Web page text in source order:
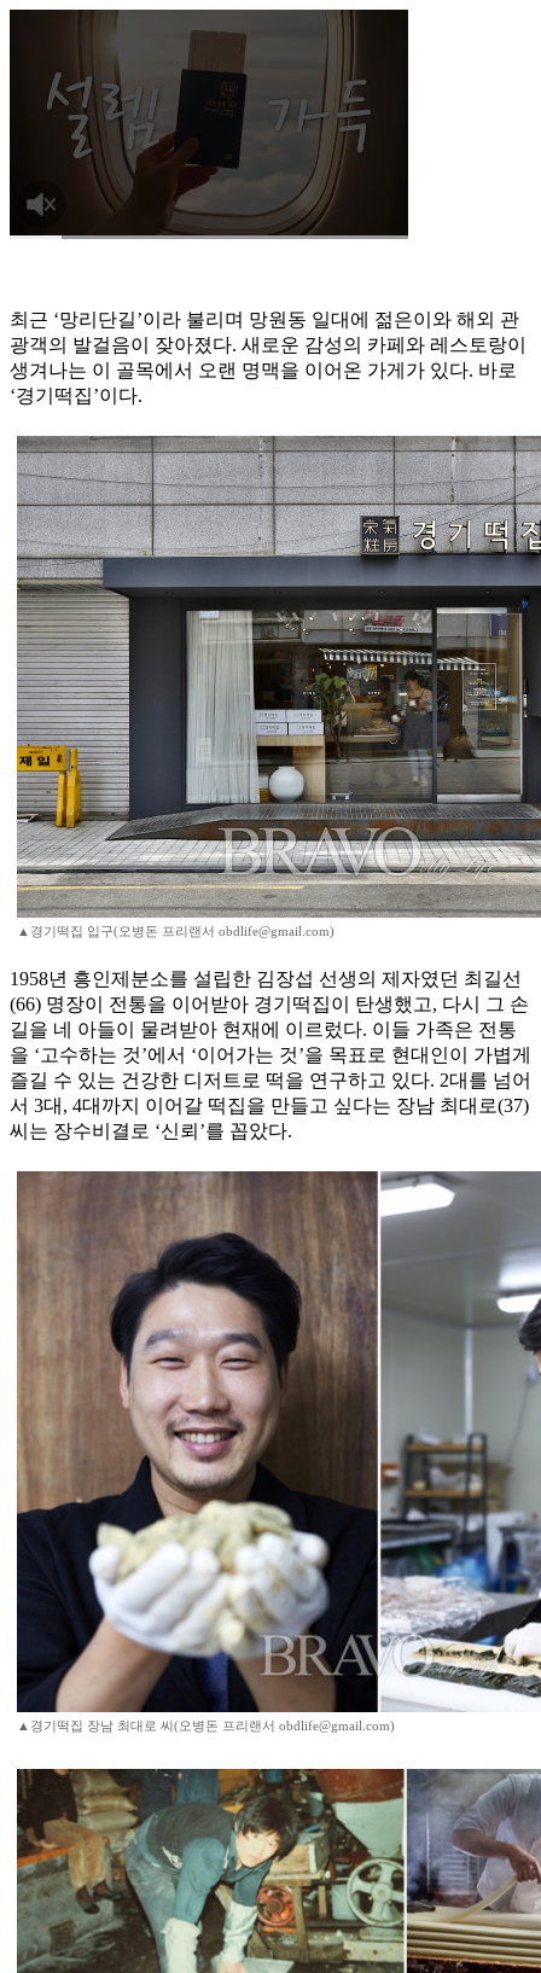
최근 ‘망리단길’이라 불리며 망원동 일대에 젊은이와 해외 관
광객의 발걸음이 잦아졌다. 새로운 감성의 카페와 레스토랑이
생겨나는 이 골목에서 오랜 명맥을 이어온 가게가 있다. 바로
‘경기떡집’이다.
▲경기떡집 입구(오병돈 프리랜서 obdlife@gmail.com)
1958년 흥인제분소를 설립한 김장섭 선생의 제자였던 최길선
(66) 명장이 전통을 이어받아 경기떡집이 탄생했고, 다시 그 손
길을 네 아들이 물려받아 현재에 이르렀다. 이들 가족은 전통
을 ‘고수하는 것’에서 ‘이어가는 것’을 목표로 현대인이 가볍게
즐길 수 있는 건강한 디저트로 떡을 연구하고 있다. 2대를 넘어
서 3대, 4대까지 이어갈 떡집을 만들고 싶다는 장남 최대로(37)
씨는 장수비결로 ‘신뢰’를 꼽았다.
▲경기떡집 장남 최대로 씨(오병돈 프리랜서 obdlife@gmail.com)